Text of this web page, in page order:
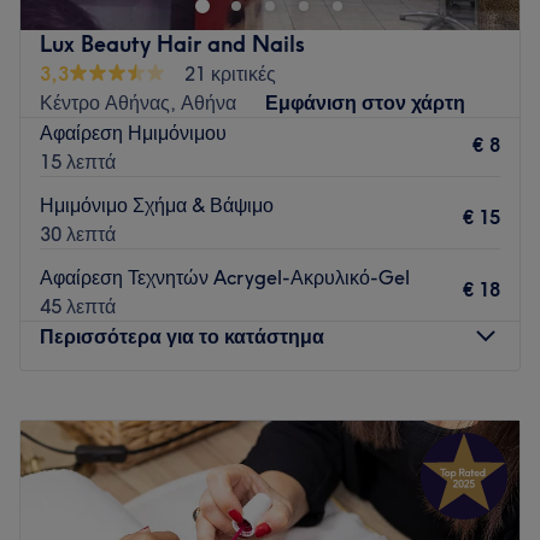
Go to venue
Lux Beauty Hair and Nails
3,3
21 κριτικές
Κέντρο Αθήνας, Αθήνα
Εμφάνιση στον χάρτη
Αφαίρεση Ημιμόνιμου
15 λεπτά
€ 8
Ημιμόνιμο Σχήμα & Βάψιμο
30 λεπτά
€ 15
Αφαίρεση Τεχνητών Acrygel-Ακρυλικό-Gel
45 λεπτά
€ 18
Περισσότερα για το κατάστημα
Τρίτη
08:00
20:00
Τετάρτη
20:00
Πέμπτη
20:00
08:00
20:00